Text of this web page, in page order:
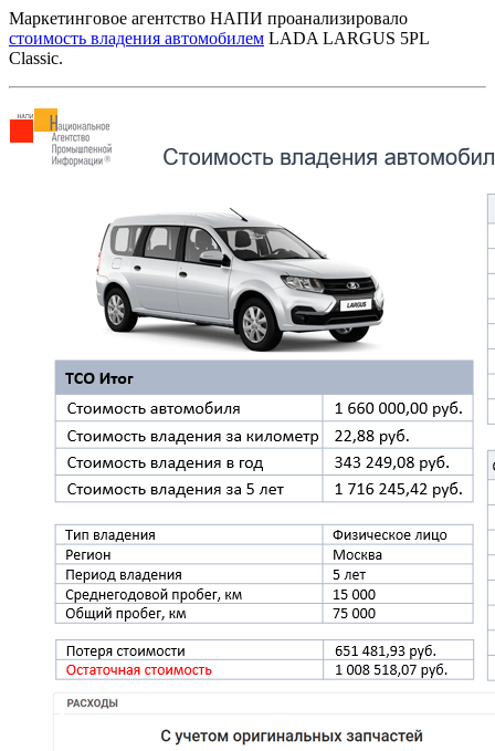
Маркетинговое агентство НАПИ проанализировало
стоимость владения автомобилем LADA LARGUS 5PL
Classic.